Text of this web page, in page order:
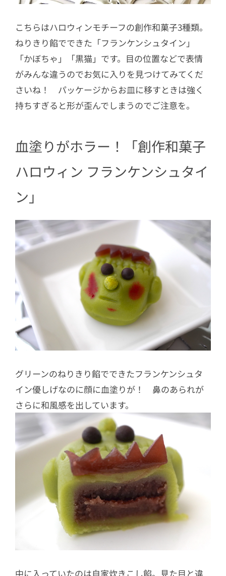
こちらはハロウィンモチーフの創作和菓子3種類。
ねりきり餡でできた「フランケンシュタイン」
「かぼちゃ」「黒猫」です。目の位置などで表情
がみんな違うのでお気に入りを見つけてみてくだ
さいね！ パッケージからお皿に移すときは強く
持ちすぎると形が歪んでしまうのでご注意を。
血塗りがホラー！「創作和菓子
ハロウィン フランケンシュタイ
ン」
グリーンのねりきり餡でできたフランケンシュタ
イン優しげなのに顔に血塗りが！ 鼻のあられが
さらに和風感を出しています。
中に入っていたのは自家炊きこし餡。見た目と違